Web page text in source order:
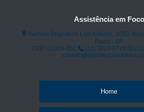
Assistência em Foco
Avenida Brigadeiro Luís Antônio, 2050,
Paulo - SP
CEP: 01318-002
(11) 3313-0719
Home